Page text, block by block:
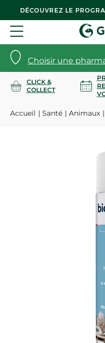
DÉCOUVREZ LE
Choisir une
CLICK &
COLLECT
Accueil Santé Animaux